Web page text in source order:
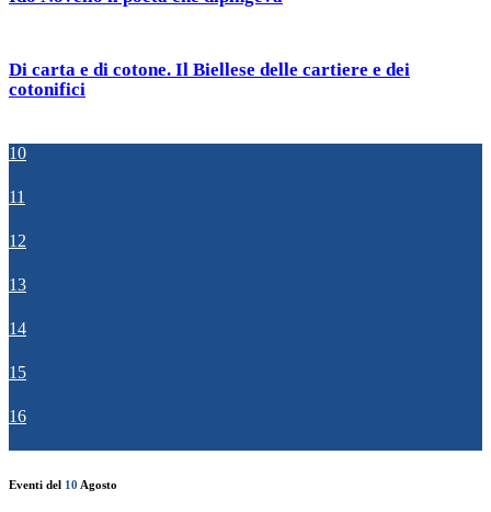
Di carta e di cotone. Il Biellese delle cartiere e dei
cotonifici
10
11
12
13
14
15
16
Eventi del 10 Agosto